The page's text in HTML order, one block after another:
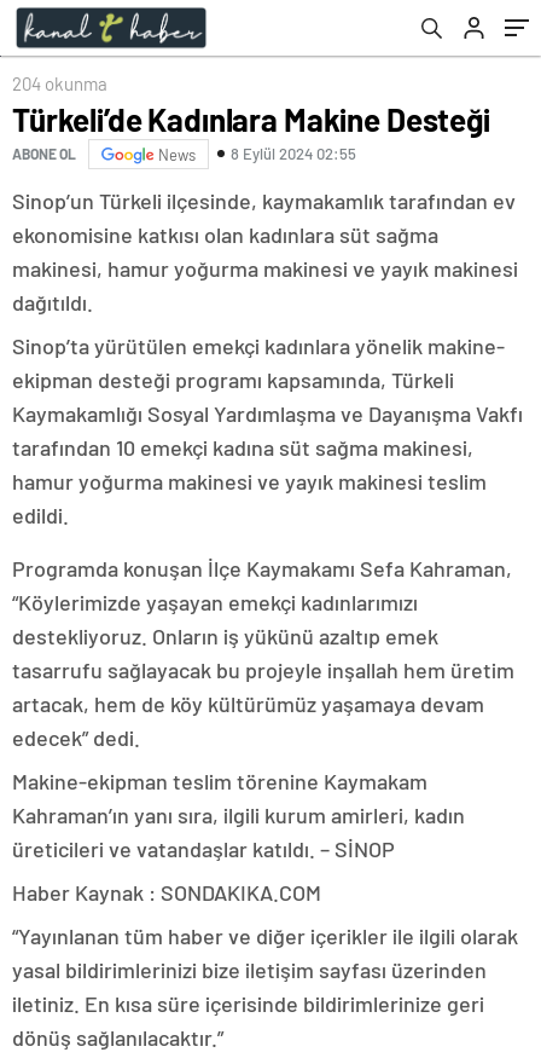
204 okunma
Türkeli’de Kadınlara Makine Desteği
ABONE OL News 8 Eylül 2024 02:55
Sinop’un Türkeli ilçesinde, kaymakamlık tarafından ev
ekonomisine katkısı olan kadınlara süt sağma
makinesi, hamur yoğurma makinesi ve yayık makinesi
dağıtıldı.
Sinop’ta yürütülen emekçi kadınlara yönelik makine-
ekipman desteği programı kapsamında, Türkeli
Kaymakamlığı Sosyal Yardımlaşma ve Dayanışma Vakfı
tarafından 10 emekçi kadına süt sağma makinesi,
hamur yoğurma makinesi ve yayık makinesi teslim
edildi.
Programda konuşan İlçe Kaymakamı Sefa Kahraman,
“Köylerimizde yaşayan emekçi kadınlarımızı
destekliyoruz. Onların iş yükünü azaltıp emek
tasarrufu sağlayacak bu projeyle inşallah hem üretim
artacak, hem de köy kültürümüz yaşamaya devam
edecek” dedi.
Makine-ekipman teslim törenine Kaymakam
Kahraman’ın yanı sıra, ilgili kurum amirleri, kadın
üreticileri ve vatandaşlar katıldı. – SİNOP
Haber Kaynak : SONDAKIKA.COM
“Yayınlanan tüm haber ve diğer içerikler ile ilgili olarak
yasal bildirimlerinizi bize iletişim sayfası üzerinden
iletiniz. En kısa süre içerisinde bildirimlerinize geri
dönüş sağlanılacaktır.”